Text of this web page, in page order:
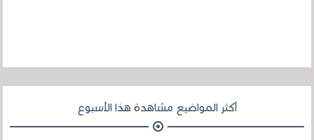
أكثر المواضيع مشاهدة هذا الأسبوع